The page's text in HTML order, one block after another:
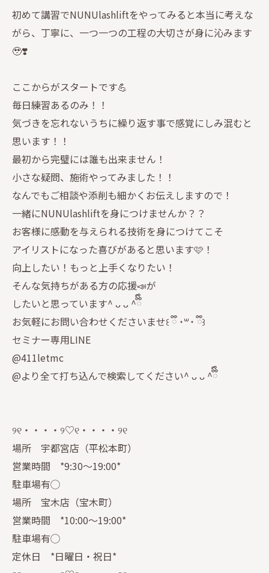
初めて講習でNUNUlashliftをやってみると本当に考えな
がら、丁寧に、一つ一つの工程の大切さが身に沁みます
🥹❣️
ここからがスタートです💪
毎日練習あるのみ！！
気づきを忘れないうちに繰り返す事で感覚にしみ混むと
思います！！
最初から完璧には誰も出来ません！
小さな疑問、施術やってみました！！
なんでもご相談や添削も細かくお伝えしますので！
一緒にNUNUlashliftを身につけませんか？？
お客様に感動を与えられる技術を身につけてこそ
アイリストになった喜びがあると思います🩷！
向上したい！もっと上手くなりたい！
そんな気持ちがある方の応援📣が
したいと思っています^ ᴗ ᴗ ^ྀིྀི
お気軽にお問い合わせくださいませ꒰ ྀི ˙꒳˙ ྀི꒱
セミナー専用LINE
@411letmc
@より全て打ち込んで検索してください^ ᴗ ᴗ ^ྀིྀི
୨୧・・・・୨♡୧・・・・୨୧
場所 宇都宮店（平松本町）
営業時間 *9:30〜19:00*
駐車場有◯
場所 宝木店（宝木町）
営業時間 *10:00〜19:00*
駐車場有◯
定休日 *日曜日・祝日*